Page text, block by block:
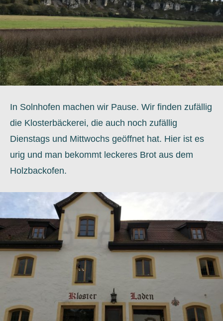
In Solnhofen machen wir Pause. Wir finden zufällig
die Klosterbäckerei, die auch noch zufällig
Dienstags und Mittwochs geöffnet hat. Hier ist es
urig und man bekommt leckeres Brot aus dem
Holzbackofen.